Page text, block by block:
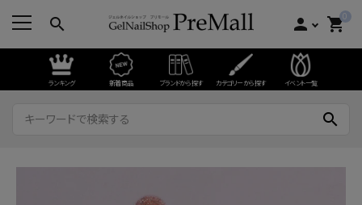
search person 0
shopping_cart
ランキング 新着商品 ブランドから探す カテゴリーから探す イベント一覧
search